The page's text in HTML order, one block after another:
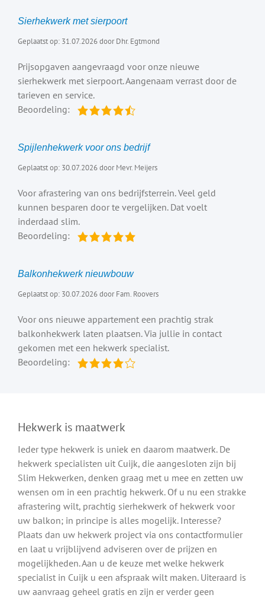
Sierhekwerk met sierpoort
Geplaatst op: 31.07.2026 door Dhr. Egtmond
Prijsopgaven aangevraagd voor onze nieuwe
sierhekwerk met sierpoort. Aangenaam verrast door de
tarieven en service.
Beoordeling:
Spijlenhekwerk voor ons bedrijf
Geplaatst op: 30.07.2026 door Mevr. Meijers
Voor afrastering van ons bedrijfsterrein. Veel geld
kunnen besparen door te vergelijken. Dat voelt
inderdaad slim.
Beoordeling:
Balkonhekwerk nieuwbouw
Geplaatst op: 30.07.2026 door Fam. Roovers
Voor ons nieuwe appartement een prachtig strak
balkonhekwerk laten plaatsen. Via jullie in contact
gekomen met een hekwerk specialist.
Beoordeling:
Hekwerk is maatwerk
Ieder type hekwerk is uniek en daarom maatwerk. De
hekwerk specialisten uit Cuijk, die aangesloten zijn bij
Slim Hekwerken, denken graag met u mee en zetten uw
wensen om in een prachtig hekwerk. Of u nu een strakke
afrastering wilt, prachtig sierhekwerk of hekwerk voor
uw balkon; in principe is alles mogelijk. Interesse?
Plaats dan uw hekwerk project via ons contactformulier
en laat u vrijblijvend adviseren over de prijzen en
mogelijkheden. Aan u de keuze met welke hekwerk
specialist in Cuijk u een afspraak wilt maken. Uiteraard is
uw aanvraag geheel gratis en zijn er verder geen